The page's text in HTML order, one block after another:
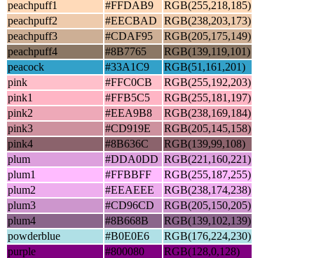
peachpuff1
#FFDAB9
RGB(255,218,185)
peachpuff2
#EECBAD
RGB(238,203,173)
peachpuff3
#CDAF95
RGB(205,175,149)
peachpuff4
#8B7765
RGB(139,119,101)
peacock
#33A1C9
RGB(51,161,201)
pink
#FFC0CB
RGB(255,192,203)
pink1
#FFB5C5
RGB(255,181,197)
pink2
#EEA9B8
RGB(238,169,184)
pink3
#CD919E
RGB(205,145,158)
pink4
#8B636C
RGB(139,99,108)
plum
#DDA0DD RGB(221,160,221)
plum1
#FFBBFF
RGB(255,187,255)
plum2
#EEAEEE
RGB(238,174,238)
plum3
#CD96CD
RGB(205,150,205)
plum4
#8B668B
RGB(139,102,139)
powderblue
#B0E0E6
RGB(176,224,230)
purple
#800080
RGB(128,0,128)